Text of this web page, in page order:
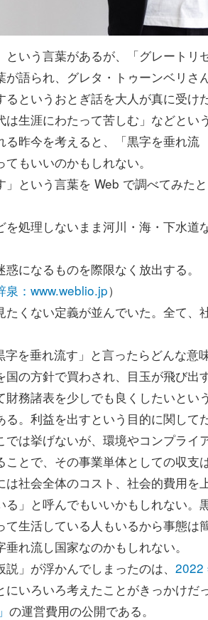
いう言葉があるが、「グレートリ
が語られ、グレタ・トゥーンベリさ
るというおとぎ話を大人が真に受け
生涯にわたって苦しむ」などとい
る昨今を考えると、「黒字を垂れ流
もいいのかもしれない。
という言葉を Web で調べてみたと
を処理しないまま河川・海・下水道
惑になるものを際限なく放出する。
泉：www.weblio.jp）
たくない定義が並んでいた。全て、
を垂れ流す」と言ったらどんな意
国の方針で買わされ、目玉が飛び
財務諸表を少しでも良くしたいと
。利益を出すという目的に関して
は挙げないが、環境やコンプライ
ことで、その事業単体としての収支
は社会全体のコスト、社会的費用
る」と呼んでもいいかもしれない
て生活している人もいるから事態
れ流し国家なのかもしれない。
」が浮かんでしまったのは、 2022
いろいろ考えたことがきっかけだっ
の運営費用の公開である。